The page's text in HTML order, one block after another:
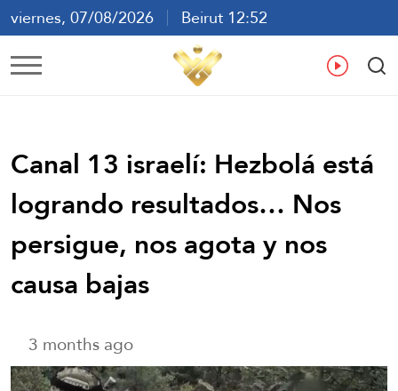
viernes, 07/08/2026
Beirut 12:52
ع En
Canal 13 israelí: Hezbolá está
logrando resultados… Nos
persigue, nos agota y nos
causa bajas
3 months ago